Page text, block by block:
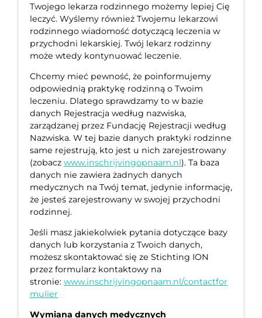
Twojego lekarza rodzinnego możemy lepiej Cię
leczyć. Wyślemy również Twojemu lekarzowi
rodzinnego wiadomość dotyczącą leczenia w
przychodni lekarskiej. Twój lekarz rodzinny
może wtedy kontynuować leczenie.
Chcemy mieć pewność, że poinformujemy
odpowiednią praktykę rodzinną o Twoim
leczeniu. Dlatego sprawdzamy to w bazie
danych Rejestracja według nazwiska,
zarządzanej przez Fundację Rejestracji według
Nazwiska. W tej bazie danych praktyki rodzinne
same rejestrują, kto jest u nich zarejestrowany
(zobacz www.inschrijvingopnaam.nl). Ta baza
danych nie zawiera żadnych danych
medycznych na Twój temat, jedynie informację,
że jesteś zarejestrowany w swojej przychodni
rodzinnej.
Jeśli masz jakiekolwiek pytania dotyczące bazy
danych lub korzystania z Twoich danych,
możesz skontaktować się ze Stichting ION
przez formularz kontaktowy na
stronie: www.inschrijvingopnaam.nl/contactfor
mulier
Wymiana danych medycznych